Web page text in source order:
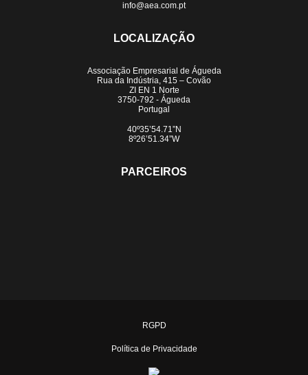
info@aea.com.pt
LOCALIZAÇÃO
Associação Empresarial de Águeda
Rua da Indústria, 415 – Covão
ZI EN 1 Norte
3750-792 - Águeda
Portugal
40º35’54.71”N
8º26’51.34”W
PARCEIROS
RGPD
Política de Privacidade